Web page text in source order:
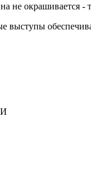
не окрашивается
выступы